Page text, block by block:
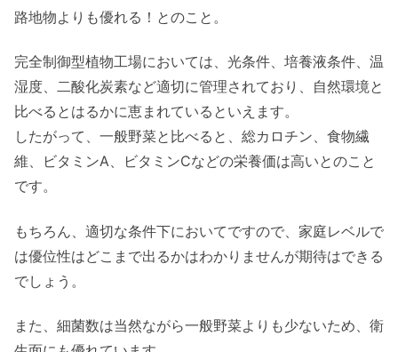
路地物よりも優れる！とのこと。
完全制御型植物工場においては、光条件、培養液条件、温
湿度、二酸化炭素など適切に管理されており、自然環境と
比べるとはるかに恵まれているといえます。
したがって、一般野菜と比べると、総カロチン、食物繊
維、ビタミンA、ビタミンCなどの栄養価は高いとのこと
です。
もちろん、適切な条件下においてですので、家庭レベルで
は優位性はどこまで出るかはわかりませんが期待はできる
でしょう。
また、細菌数は当然ながら一般野菜よりも少ないため、衛